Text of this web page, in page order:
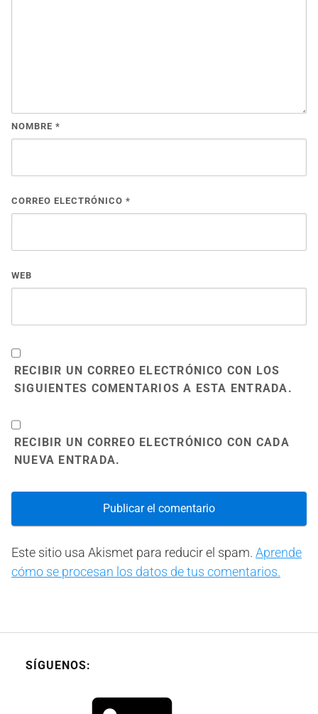
NOMBRE *
CORREO ELECTRÓNICO *
WEB
RECIBIR UN CORREO ELECTRÓNICO CON LOS
SIGUIENTES COMENTARIOS A ESTA ENTRADA.
RECIBIR UN CORREO ELECTRÓNICO CON CADA
NUEVA ENTRADA.
Este sitio usa Akismet para reducir el spam. Aprende
cómo se procesan los datos de tus comentarios.
SÍGUENOS: